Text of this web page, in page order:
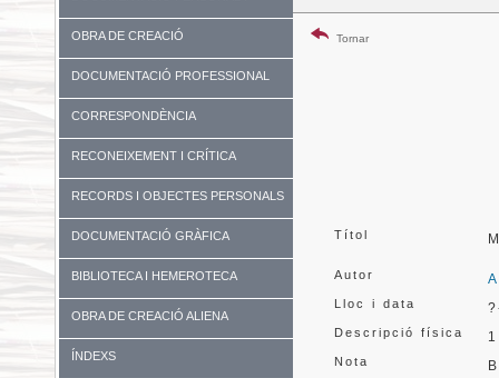
FAMILIAR
OBRA DE CREACIÓ
DOCUMENTACIÓ PROFESSIONAL
CORRESPONDÈNCIA
RECONEIXEMENT I CRÍTICA
RECORDS I OBJECTES PERSONALS
DOCUMENTACIÓ GRÀFICA
BIBLIOTECA I HEMEROTECA
OBRA DE CREACIÓ ALIENA
ÍNDEXS
Tornar
Títol
Autor
Lloc i data
Descripció física
Nota